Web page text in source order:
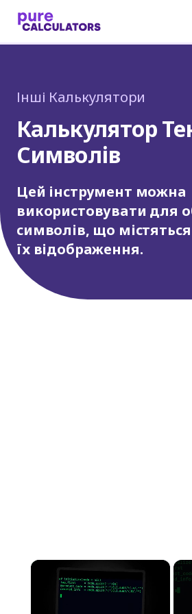
Інші Калькулятори
Калькулятор
Символів
Цей інструмент можна
використовувати для
символів, що містяться
їх відображення.
×